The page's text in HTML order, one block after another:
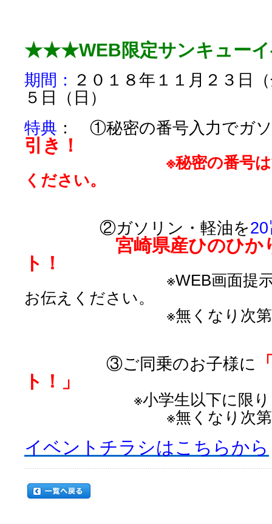
★★★WEB限定サンキュー
期間：
２０１８年１１月２３日
５日（日）
特典 ： ①秘密の番号入力でガ
引き！
※秘密の番号は添付
ください。
②ガソリン・軽油を
宮崎県産ひのひかり
ト！
※WEB画面提示また
お伝えください。
※無くなり次第終了
③ご同乗のお子様に
ト！」
※小学生以下に限
※無くなり次第終了
イベントチラシはこちらから